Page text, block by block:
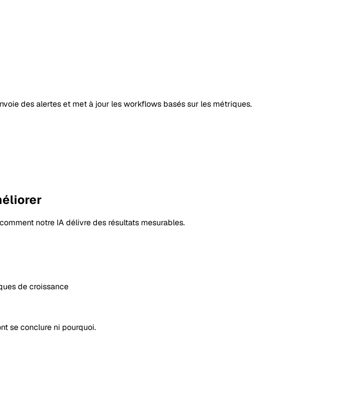
des alertes et met à jour les workflows basés sur les métriques.
notre IA délivre des résultats mesurables.
de croissance
se conclure ni pourquoi.